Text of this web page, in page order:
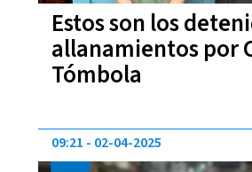
Estos son los
allanamientos por
Tómbola
09:21 02-04-2025